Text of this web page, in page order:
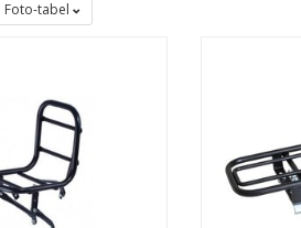
Foto-tabel